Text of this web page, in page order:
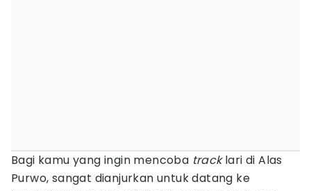
Bagi kamu yang ingin mencoba tracklari di Alas
Purwo, sangat dianjurkan untuk datang ke